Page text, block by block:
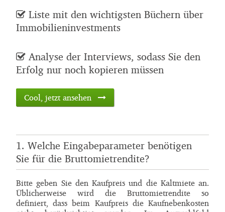
Liste mit den wichtigsten Büchern über
Immobilieninvestments
Analyse der Interviews, sodass Sie den
Erfolg nur noch kopieren müssen
Cool, jetzt ansehen
1. Welche Eingabeparameter benötigen
Sie für die Bruttomietrendite?
Bitte geben Sie den Kaufpreis und die Kaltmiete an.
Üblicherweise wird die Bruttomietrendite so
definiert, dass beim Kaufpreis die Kaufnebenkosten